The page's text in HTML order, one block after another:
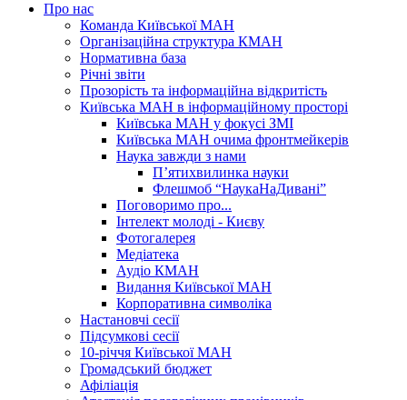
Про нас
Команда Київської МАН
Організаційна структура КМАН
Нормативна база
Річні звіти
Прозорість та інформаційна відкритість
Київська МАН в інформаційному просторі
Київська МАН у фокусі ЗМІ
Київська МАН очима фронтмейкерів
Наука завжди з нами
П’ятихвилинка науки
Флешмоб “НаукаНаДивані”
Поговоримо про...
Інтелект молоді - Києву
Фотогалерея
Медіатека
Аудіо КМАН
Видання Київської МАН
Корпоративна символіка
Настановчі сесії
Підсумкові сесії
10-річчя Київської МАН
Громадський бюджет
Афіліація